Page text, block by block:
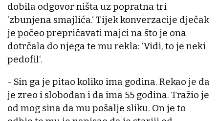
dobila odgovor ništa uz popratna tri
‘zbunjena smajlića.‘ Tijek konverzacije dječak
je počeo prepričavati majci na što je ona
dotrčala do njega te mu rekla: ‘Vidi, to je neki
pedofil‘.
- Sin ga je pitao koliko ima godina. Rekao je da
je zreo i slobodan i da ima 55 godina. Tražio je
od mog sina da mu pošalje sliku. On je to